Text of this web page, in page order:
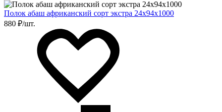
Полок абаш африканский сорт экстра 24х94х1000
880 ₽/шт.